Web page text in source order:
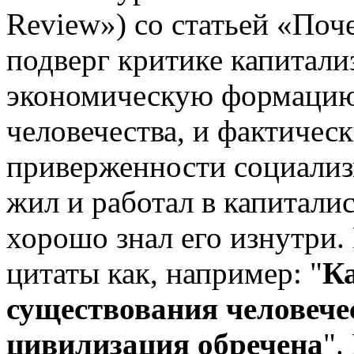
Review») со статьей
подверг критике
экономическую
человечества, и
приверженности
жил и работал в
хорошо знал его
цитаты как, например: "
существования
цивилизация обречена".